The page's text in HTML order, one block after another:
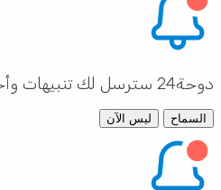
دوحة24 سترسل لك تنبيهات وأخبار عاجلة لحظة وقوعها
السماح ليس الآن